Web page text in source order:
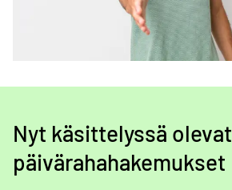
Nyt käsittelyssä olevat
päivärahahakemukset